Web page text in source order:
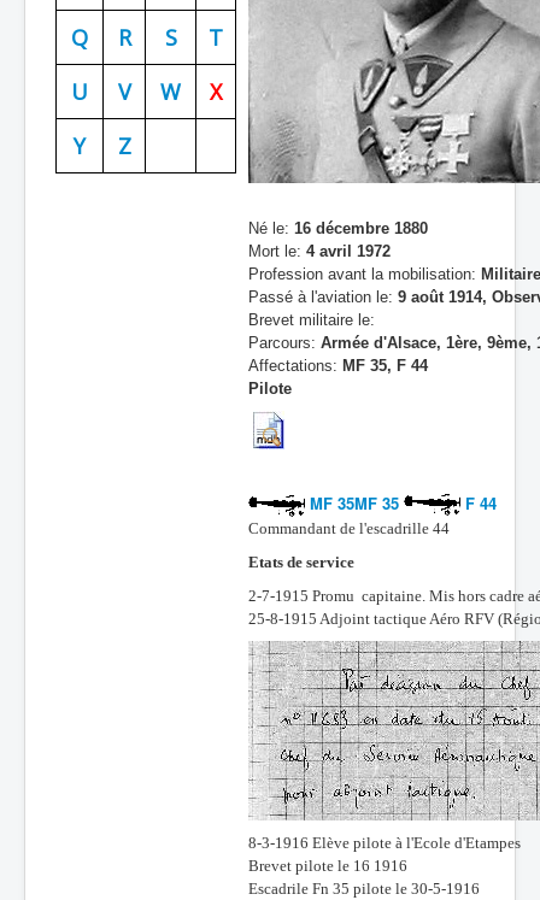
Batailles
Cahiers des As
Q
R S
T
U
V W
X
Y
Z
Né le: 16 décembre 1880
Mort le: 4 avril 1972
Profession avant la mobilisation: Militaire
Passé à l'aviation le: 9 août 1914,
Brevet militaire le:
Parcours: Armée d'Alsace, 1ère, 9ème,
Affectations: MF 35, F 44
Pilote
MF 35MF 35 F 44
Commandant de l'escadrille 44
Etats de service
2-7-1915 Promu capitaine. Mis hors cadre
25-8-1915 Adjoint tactique Aéro RFV
8-3-1916 Elève pilote à l'Ecole d'Etampes
Brevet pilote le 16 1916
Escadrile Fn 35 pilote le 30-5-1916